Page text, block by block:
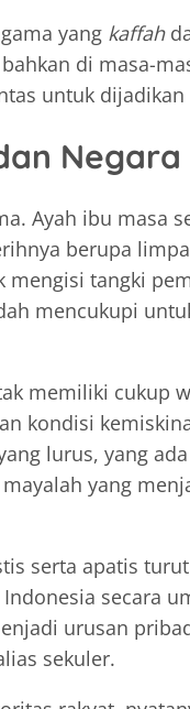
yang kaffah
di masa-
untuk dijadikan
Negara
Ayah ibu masa
berupa
tangki
mencukupi
memiliki cukup
kondisi
lurus, yang
yang
serta apatis
secara
urusan
sekuler.